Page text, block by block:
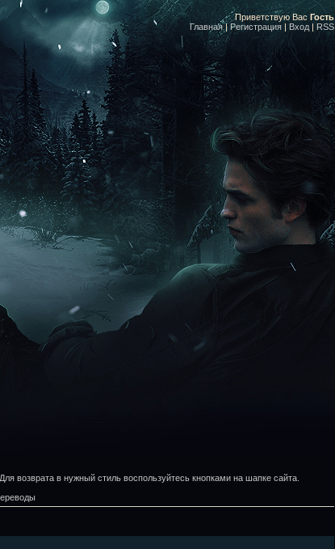
Приветствую Вас Гость
Главная|Регистрация | Вход | RSS
возврата в нужный стиль воспользуйтесь кнопками на шапке сайта.